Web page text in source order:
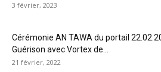
3 février, 2023
Cérémonie AN TAWA du portail
Guérison avec Vortex de...
21 février, 2022